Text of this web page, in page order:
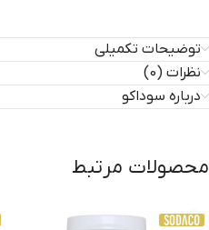
توضیحات تکمیلی
نظرات (0)
درباره سوداکو
محصولات مرتبط